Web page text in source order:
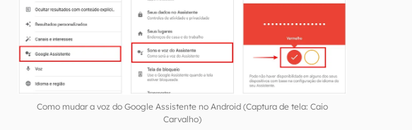
Como mudar a voz do Google Assistente no Android (Captura de tela: Caio
Carvalho)